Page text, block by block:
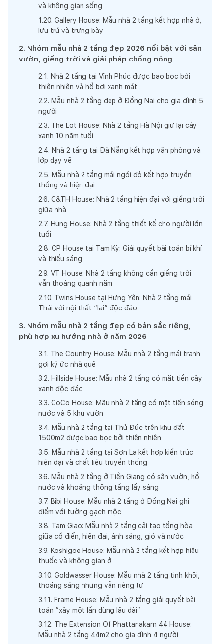
và không gian sống
1 .20. Gallery House: Mẫu nhà 2 tầng kết hợp nhà ở,
lưu trú và trưng bày
2. Nhóm mẫu nhà 2 tầng đẹp 2026 nổi bật với sân
vườn, giếng trời và giải pháp chống nóng
2.1 . Nhà 2 tầng tại Vĩnh Phúc được bao bọc bởi
thiên nhiên và hồ bơi xanh mát
2.2. Mẫu nhà 2 tầng đẹp ở Đồng Nai cho gia đình 5
người
2.3. The Lot House: Nhà 2 tầng Hà Nội giữ lại cây
xanh 10 năm tuổi
2.4. Nhà 2 tầng tại Đà Nẵng kết hợp văn phòng và
lớp dạy vẽ
2.5. Mẫu nhà 2 tầng mái ngói đỏ kết hợp truyền
thống và hiện đại
2.6. C&TH House: Nhà 2 tầng hiện đại với giếng trời
giữa nhà
2.7. Hung House: Nhà 2 tầng thiết kế cho người lớn
tuổi
2.8. CP House tại Tam Kỳ: Giải quyết bài toán bí khí
và thiếu sáng
2.9. VT House: Nhà 2 tầng không cần giếng trời
vẫn thoáng quanh năm
2.10. Twins House tại Hưng Yên: Nhà 2 tầng mái
Thái với nội thất “lai” độc đáo
3. Nhóm mẫu nhà 2 tầng đẹp có bản sắc riêng,
phù hợp xu hướng nhà ở năm 2026
3.1 . The Country House: Mẫu nhà 2 tầng mái tranh
gợi ký ức nhà quê
3.2. Hillside House: Mẫu nhà 2 tầng có mặt tiền cây
xanh độc đáo
3.3. CoCo House: Mẫu nhà 2 tầng có mặt tiền sóng
nước và 5 khu vườn
3.4. Mẫu nhà 2 tầng tại Thủ Đức trên khu đất
1500m2 được bao bọc bởi thiên nhiên
3.5. Mẫu nhà 2 tầng tại Sơn La kết hợp kiến trúc
hiện đại và chất liệu truyền thống
3.6. Mẫu nhà 2 tầng ở Tiền Giang có sân vườn, hồ
nước và khoảng thông tầng lấy sáng
3.7. Bibi House: Mẫu nhà 2 tầng ở Đồng Nai ghi
điểm với tường gạch mộc
3.8. Tam Giao: Mẫu nhà 2 tầng cải tạo tổng hòa
giữa cổ điển, hiện đại, ánh sáng, gió và nước
3.9. Koshigoe House: Mẫu nhà 2 tầng kết hợp hiệu
thuốc và không gian ở
3.10. Goldwasser House: Mẫu nhà 2 tầng tinh khôi,
thoáng sáng nhưng vẫn riêng tư
3.11 . Frame House: Mẫu nhà 2 tầng giải quyết bài
toán “xây một lần dùng lâu dài”
3.12. The Extension Of Phattanakarn 44 House:
Mẫu nhà 2 tầng 44m2 cho gia đình 4 người